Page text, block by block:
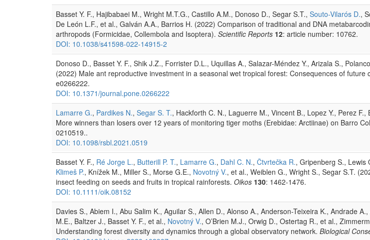
Basset Y. F., Hajibabaei M., Wright M.T.G., Castillo A.M., Donoso D., Segar S.T., Souto-Vilarós D.,
De León L.F., et al., Galván A.A., Barrios H. (2022) Comparison of traditional and DNA
arthropods (Formicidae, Collembola and Isoptera). Scientific Reports 12: article number: 10762.
DOI: 10.1038/s41598-022-14915-2
Donoso D., Basset Y. F., Shik J.Z., Forrister D.L., Uquillas A., Salazar-Méndez Y., Arizala S.,
(2022) Male ant reproductive investment in a seasonal wet tropical forest: Consequences of future
e0266222.
DOI: 10.1371/journal.pone.0266222
Lamarre G., Pardikes N., Segar S. T., Hackforth C. N., Laguerre M., Vincent B., Lopez Y., Perez
More winners than losers over 12 years of monitoring tiger moths (Erebidae: Arctiinae) on Barro
0210519..
DOI: 10.1098/rsbl.2021.0519
Basset Y. F., Ré Jorge L., Butterill P. T., Lamarre G., Dahl C. N., Čtvrtečka R., Gripenberg S., Lewis
Klimeš P., Knížek M., Miller S., Morse G.E., Novotný V., et al., Weiblen G., Wright S., Segar S.T.
insect feeding on seeds and fruits in tropical rainforests. Oikos 130: 1462-1476.
DOI: 10.1111/oik.08152
Davies S., Abiem I., Abu Salim K., Aguilar S., Allen D., Alonso A., Anderson-Teixeira K., Andrade
M.E., Baltzer J., Basset Y. F., et al., Novotný V., O’Brien M.J., Orwig D., Ostertag R., et al.,
Understanding forest diversity and dynamics through a global observatory network. Biological